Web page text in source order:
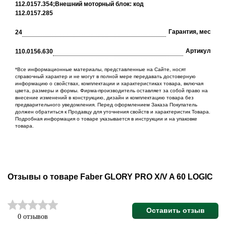
112.0157.354; Внешний моторный блок: код
112.0157.285
24 Гарантия, мес
110.0156.630 Артикул
*Все информационные материалы, представленные на Сайте, носят
справочный характер и не могут в полной мере передавать достоверную
информацию о свойствах, комплектации и характеристиках товара, включая
цвета, размеры и формы. Фирма-производитель оставляет за собой право на
внесение изменений в конструкцию, дизайн и комплектацию товара без
предварительного уведомления. Перед оформлением Заказа Покупатель
должен обратиться к Продавцу для уточнения свойств и характеристик Товара.
Подробная информация о товаре указывается в инструкции и на упаковке
товара.
Отзывы о товаре Faber GLORY PRO X/V A 60 LOGIC
0 отзывов
Оставить отзыв